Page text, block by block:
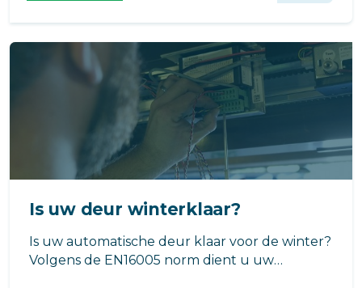
Is uw deur winterklaar?
Is uw automatische deur klaar voor de winter?
Volgens de EN16005 norm dient u uw